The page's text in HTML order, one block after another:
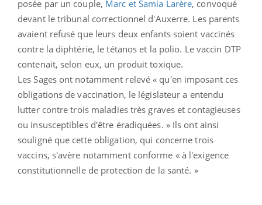
posée par un couple, Marc et Samia Larère, convoqué
devant le tribunal correctionnel d'Auxerre. Les parents
avaient refusé que leurs deux enfants soient vaccinés
contre la diphtérie, le tétanos et la polio. Le vaccin DTP
contenait, selon eux, un produit toxique.
Les Sages ont notamment relevé « qu'en imposant ces
obligations de vaccination, le législateur a entendu
lutter contre trois maladies très graves et contagieuses
ou insusceptibles d'être éradiquées. » Ils ont ainsi
souligné que cette obligation, qui concerne trois
vaccins, s'avère notamment conforme « à l'exigence
constitutionnelle de protection de la santé. »